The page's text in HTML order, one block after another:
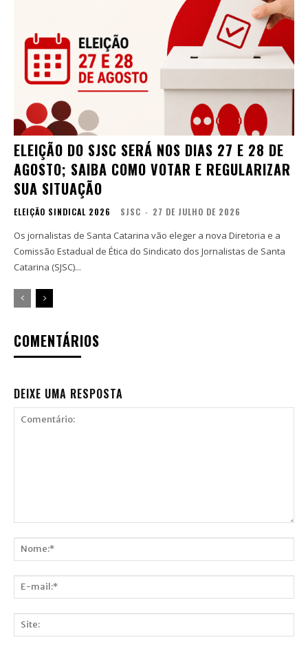
ELEIÇÃO DO SJSC SERÁ NOS DIAS 27 E 28 DE
AGOSTO; SAIBA COMO VOTAR E REGULARIZAR
SUA SITUAÇÃO
ELEIÇÃO SINDICAL 2026 SJSC - 27 DE JULHO DE 2026
Os jornalistas de Santa Catarina vão eleger a nova Diretoria e a
Comissão Estadual de Ética do Sindicato dos Jornalistas de Santa
Catarina (SJSC)...
COMENTÁRIOS
DEIXE UMA RESPOSTA
mail:*